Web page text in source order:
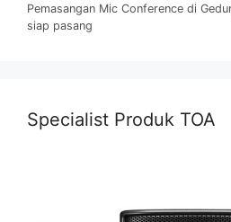
Pemasangan Mic Conference di
siap pasang
Specialist Produk TOA